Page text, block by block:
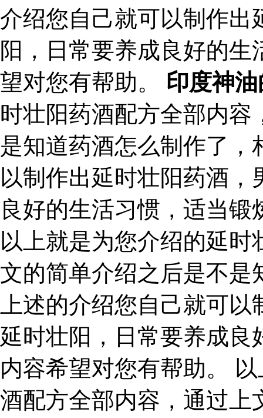
介绍您自己就可以制作出
阳，日常要养成良好的
望对您有帮助。 印度神
时壮阳药酒配方全部内
是知道药酒怎么制作了
以制作出延时壮阳药酒
良好的生活习惯，适当
以上就是为您介绍的延
文的简单介绍之后是不是
上述的介绍您自己就可
延时壮阳，日常要养成良
内容希望对您有帮助。
酒配方全部内容，通过上